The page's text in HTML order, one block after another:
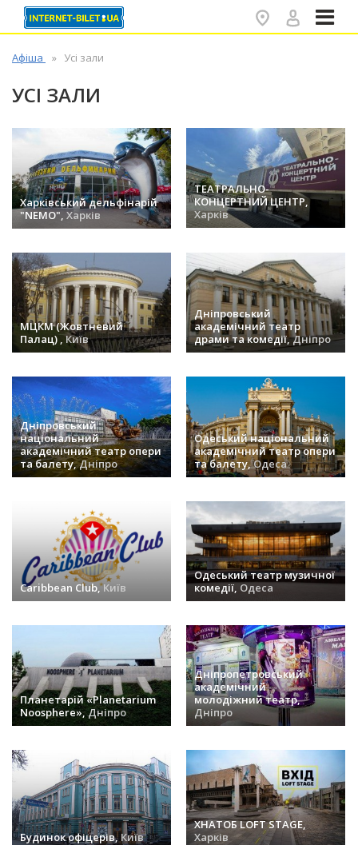
Афіша Усі зали
УСІ ЗАЛИ
Харківський дельфінарій
"NEMO", Харків
заходів (97) »
ТЕАТРАЛЬНО-
КОНЦЕРТНИЙ ЦЕНТР,
Харків
заходів (52) »
МЦКМ (Жовтневий
Палац) ,Київ
заходів (34) »
Дніпровський
академічний театр
драми та комедії,Дніпро
заходів (33) »
Дніпровський
національний
академічний театр опери
та балету,Дніпро
заходів (33) »
Одеський національний
академічний театр опери
та балету,Одеса
заходів (31) »
Caribbean Club,Київ
заходів (30) »
Одеський театр музичної
комедії, Одеса
заходів (28) »
Планетарій «Planetarium
Noosphere»,Дніпро
заходів (28) »
Дніпропетровський
академічний
молодіжний театр,
Дніпро
заходів (27) »
Будинок офіцерів, Київ
ХНАТОБ LOFT STAGE,
Харків